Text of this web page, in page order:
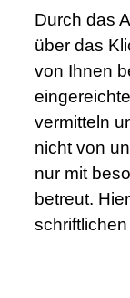
Durch das
über das
von Ihnen
vermitteln
nicht von
nur mit
betreut.